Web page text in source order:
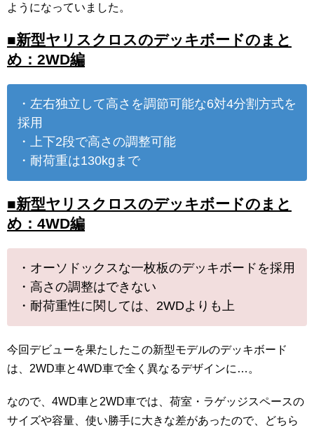
ようになっていました。
■新型ヤリスクロスのデッキボードのまと
め：2WD編
・左右独立して高さを調節可能な6対4分割方式を
採用
・上下2段で高さの調整可能
・耐荷重は130kgまで
■新型ヤリスクロスのデッキボードのまと
め：4WD編
・オーソドックスな一枚板のデッキボードを採用
・高さの調整はできない
・耐荷重性に関しては、2WDよりも上
今回デビューを果たしたこの新型モデルのデッキボード
は、2WD車と4WD車で全く異なるデザインに…。
なので、4WD車と2WD車では、荷室・ラゲッジスペースの
サイズや容量、使い勝手に大きな差があったので、どちら